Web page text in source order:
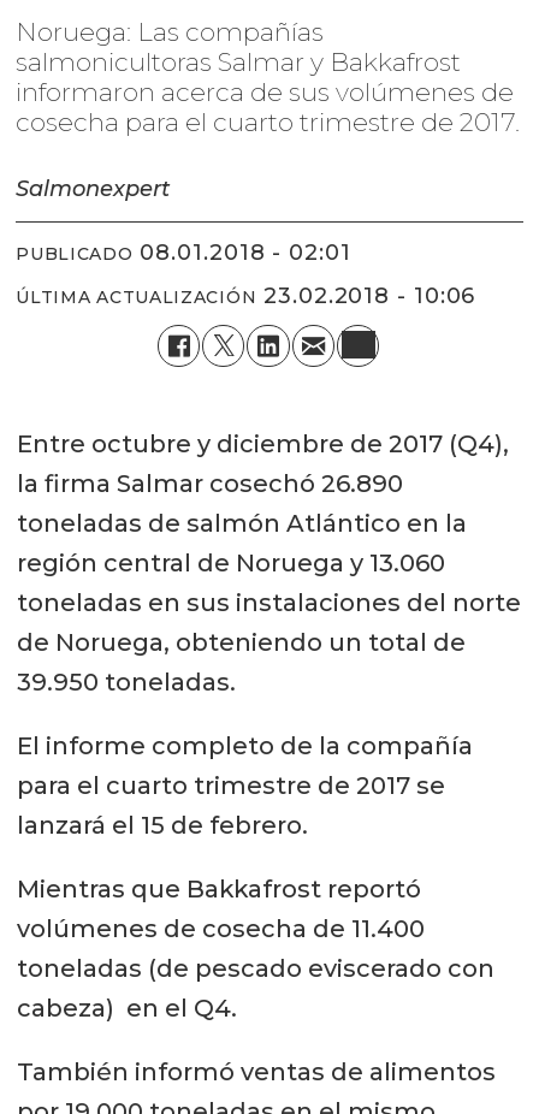
Noruega: Las compañías
salmonicultoras Salmar y Bakkafrost
informaron acerca de sus volúmenes de
cosecha para el cuarto trimestre de 2017.
Salmonexpert
PUBLICADO 08.01.2018 - 02:01
ÚLTIMA ACTUALIZACIÓN 23.02.2018 - 10:06
Entre octubre y diciembre de 2017 (Q4),
la firma Salmar cosechó 26.890
toneladas de salmón Atlántico en la
región central de Noruega y 13.060
toneladas en sus instalaciones del norte
de Noruega, obteniendo un total de
39.950 toneladas.
El informe completo de la compañía
para el cuarto trimestre de 2017 se
lanzará el 15 de febrero.
Mientras que Bakkafrost reportó
volúmenes de cosecha de 11.400
toneladas (de pescado eviscerado con
cabeza) en el Q4.
También informó ventas de alimentos